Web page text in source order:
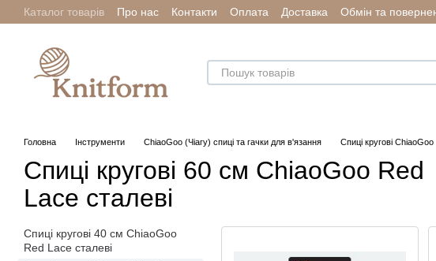
Перейти до основного контенту
Каталог товарів Про нас Контакти Оплата Доставка Обмін та
Головна Інструменти ChiaoGoo (Чіагу) спиці та гачки для в'язання Спиці кругові
Спиці кругові 60 см ChiaoGoo Red
Lace сталеві
Спиці кругові 40 см ChiaoGoo
Red Lace сталеві